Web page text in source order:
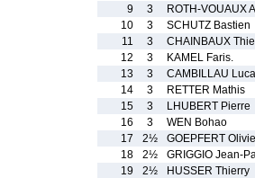
9
3 ROTH-VOUAUX
10
3 SCHUTZ Bastien
11
3 CHAINBAUX
12
3 KAMEL Faris.
13
3 CAMBILLAU
14
3 RETTER Mathis
15
3 LHUBERT Pierre
16
3 WEN Bohao
17
2½ GOEPFERT
18
2½ GRIGGIO Jean-
19
2½ HUSSER Thierry